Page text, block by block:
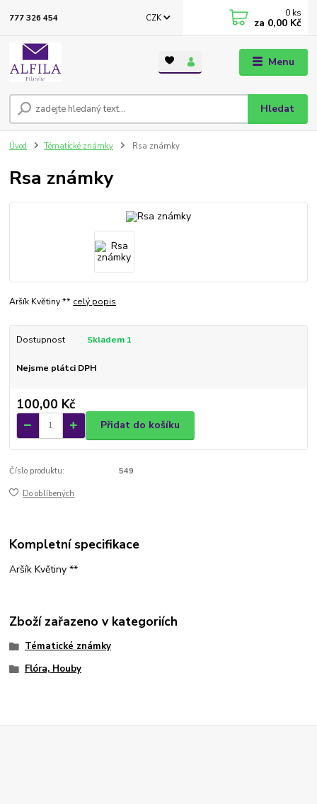
Menu
CZK
Hledat
777 326 454 0 ks
za 0,00 Kč
Úvod Tématické známky Rsa známky
Rsa známky
Aršík Květiny ** celý popis
Dostupnost Skladem 1
Nejsme plátci DPH
100,00 Kč
Přidat do košíku
Číslo produktu: 549
Do oblíbených
Kompletní specifikace
Aršík Květiny **
Zboží zařazeno v kategoriích
Tématické známky
Flóra, Houby